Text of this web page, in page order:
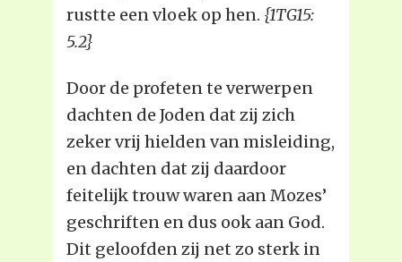
rustte een vloek op hen. {1TG15:
5.2}
Door de profeten te verwerpen
dachten de Joden dat zij zich
zeker vrij hielden van misleiding,
en dachten dat zij daardoor
feitelijk trouw waren aan Mozes’
geschriften en dus ook aan God.
Dit geloofden zij net zo sterk in